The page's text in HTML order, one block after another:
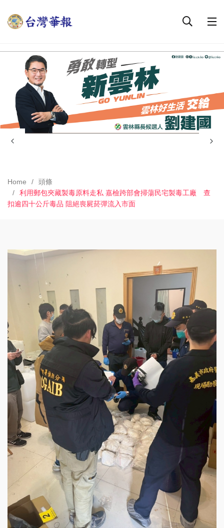
Home
頭條
利用郵包夾藏製毒原料走私 嘉檢跨部會掃蕩民宅製毒工廠 查
扣逾四十公斤毒品 阻絕喪屍菸彈流入市面